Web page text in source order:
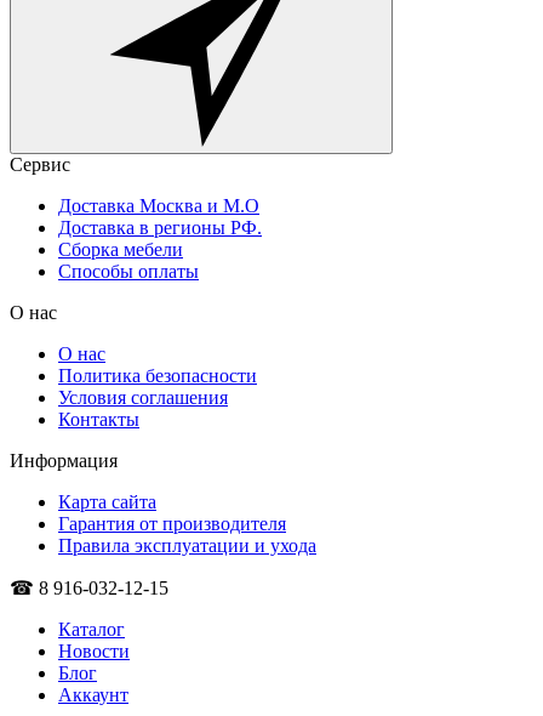
Сервис
Доставка Москва и М.О
Доставка в регионы РФ.
Сборка мебели
Способы оплаты
О нас
О нас
Политика безопасности
Условия соглашения
Контакты
Информация
Карта сайта
Гарантия от производителя
Правила эксплуатации и ухода
☎ 8 916-032-12-15
Каталог
Новости
Блог
Аккаунт